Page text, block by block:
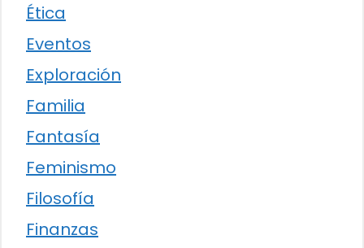
Ética
Eventos
Exploración
Familia
Fantasía
Feminismo
Filosofía
Finanzas